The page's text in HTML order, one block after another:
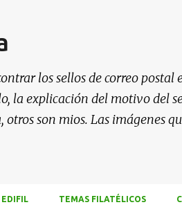
los sellos de correo
la explicación del motivo del
son mios. Las imágenes
EDIFIL TEMAS FILATÉLICOS